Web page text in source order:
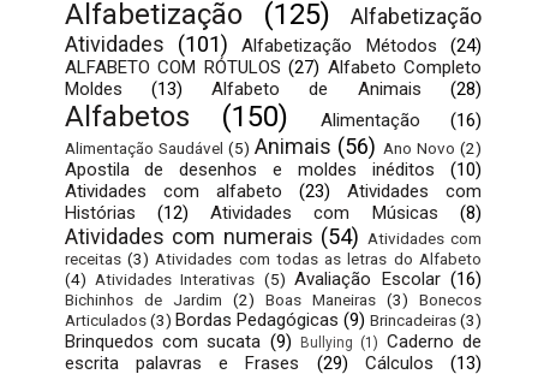
Alfabetização (125)
Alfabetização
Atividades
(101) Alfabetização Métodos
(24)
ALFABETO COM RÓTULOS (27) Alfabeto Completo
Moldes
(13) Alfabeto de Animais (28)
Alfabetos (150) Alimentação (16)
Alimentação Saudável (5) Animais (56) Ano Novo (2)
Apostila de desenhos e moldes inéditos
(10)
Atividades com alfabeto
(23)
Atividades com
Histórias
(12) Atividades com Músicas (8)
Atividades com numerais (54) Atividades com
receitas (3) Atividades com todas as letras do Alfabeto
(4) Atividades Interativas (5) Avaliação Escolar (16)
Bichinhos de Jardim (2) Boas Maneiras (3)
Bonecos
Articulados (3) Bordas Pedagógicas (9) Brincadeiras(3)
Brinquedos com sucata (9) Bullying (1) Caderno de
escrita palavras e Frases
(29) Cálculos
(13)